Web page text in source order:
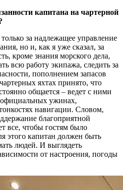
капитана на чартерной
за надлежащее управление
но и, как я уже сказал, за
кроме знания морского дела,
всю работу экипажа, следить за
пополнением запасов
яхтах принято, что
общается – ведет с ними
официальных ужинах,
навигации. Словом,
благоприятной
все, чтобы гостям было
этого капитан должен быть
людей. И выглядеть
от настроения, погоды